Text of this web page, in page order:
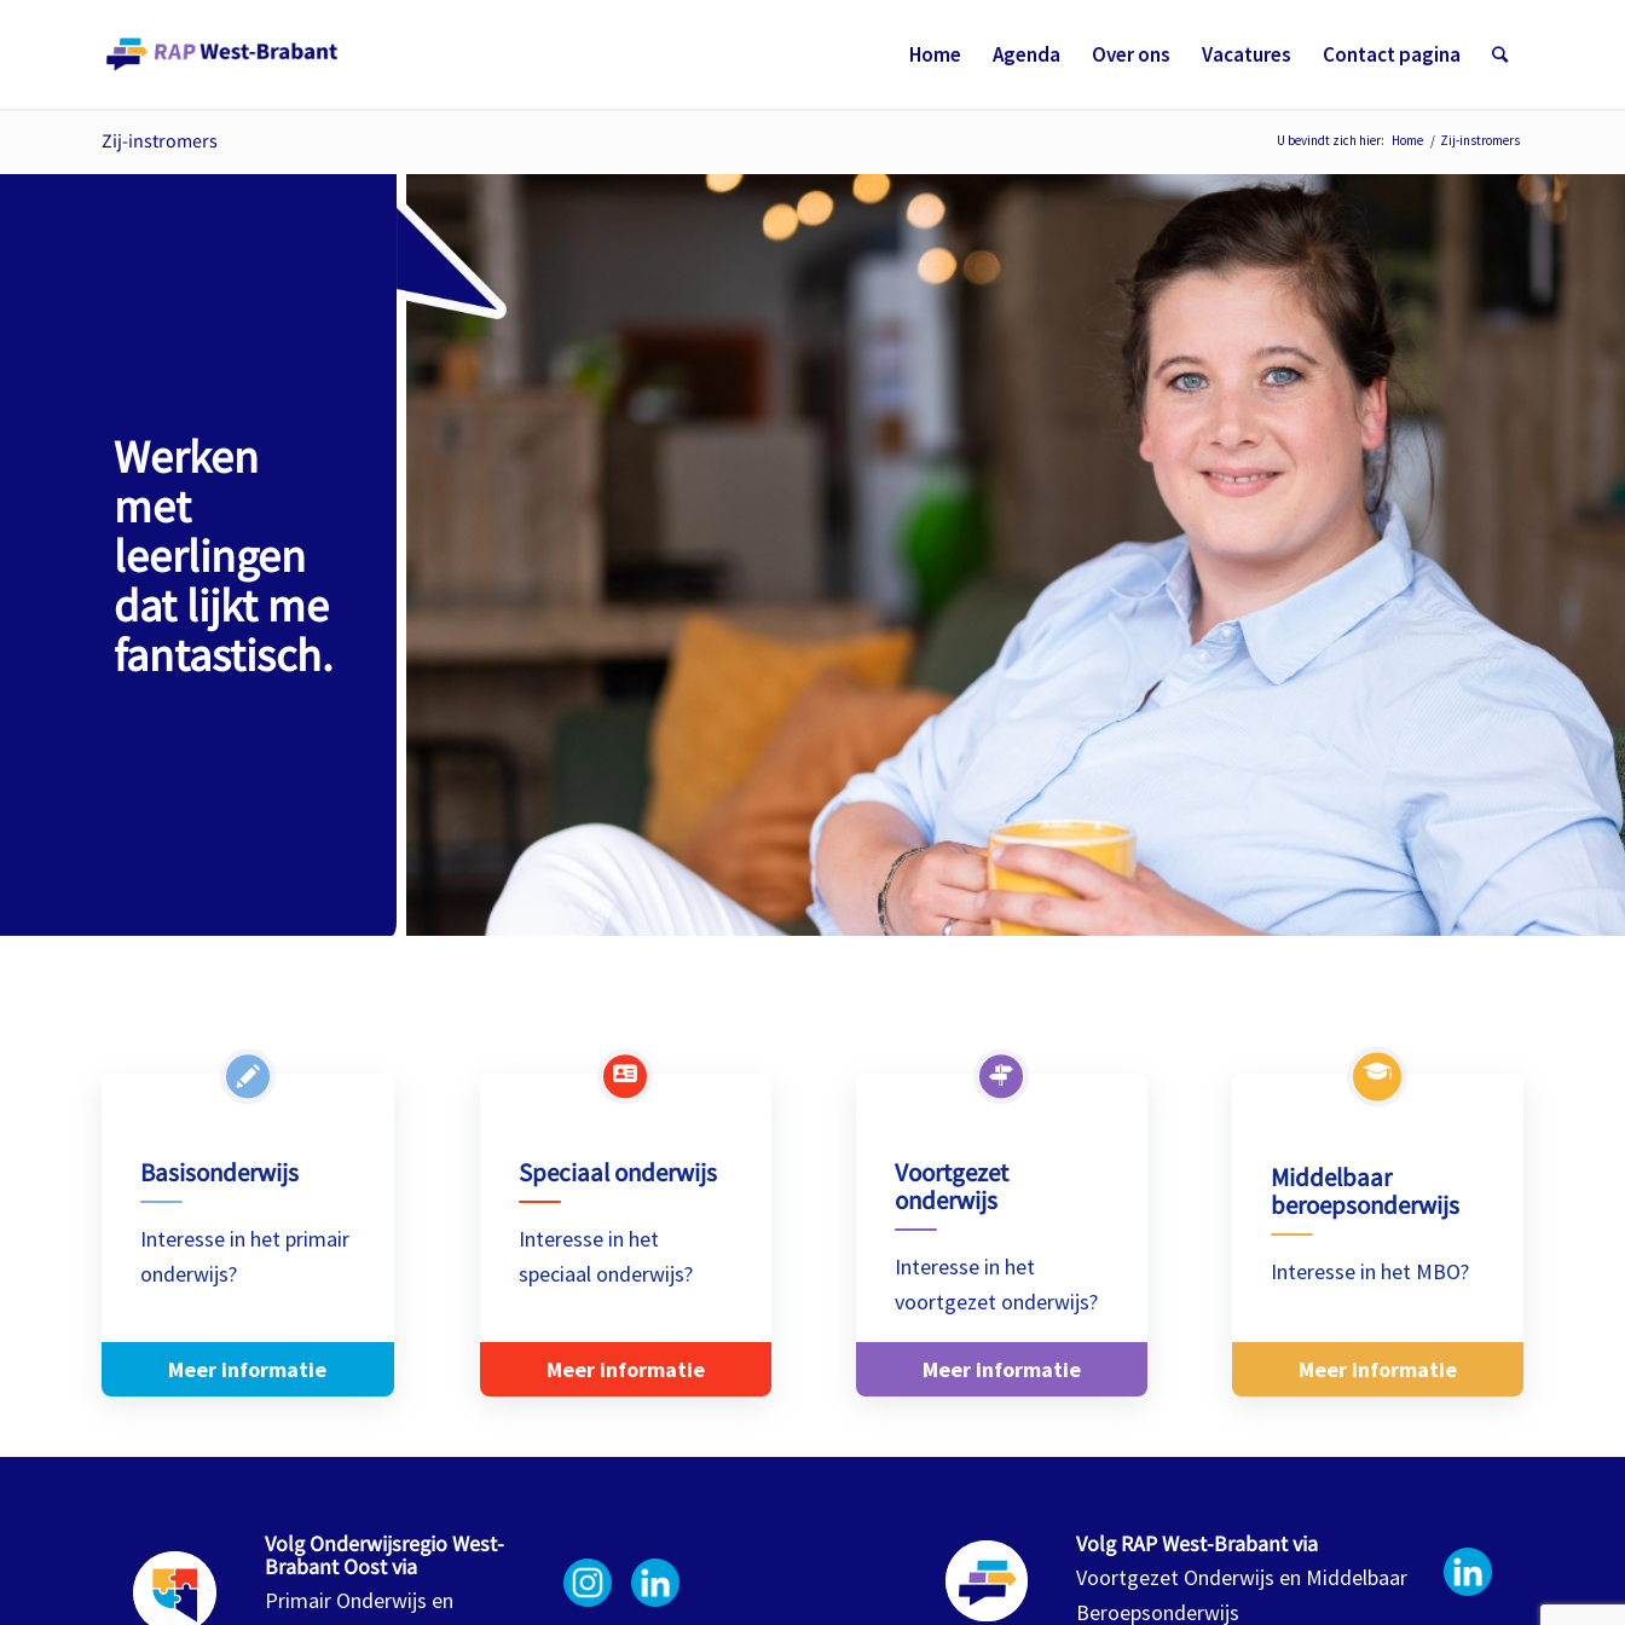
Home Agenda Over ons Vacatures Contact pagina
Zij-instromers U bevindt zich hier: Home / Zij-instromers
Werken
met
leerlingen
dat lijkt me
fantastisch.
Basisonderwijs
Interesse in het primair
onderwijs?
Meer informatie
Speciaal onderwijs
Interesse in het
speciaal onderwijs?
Meer informatie
Voortgezet
onderwijs
Interesse in het
voortgezet onderwijs?
Meer informatie
Middelbaar
beroepsonderwijs
Interesse in het MBO?
Meer informatie
Volg Onderwijsregio West-
Brabant Oost via
Primair Onderwijs en
Volg RAP West-Brabant via
Voortgezet Onderwijs en Middelbaar
Beroepsonderwijs